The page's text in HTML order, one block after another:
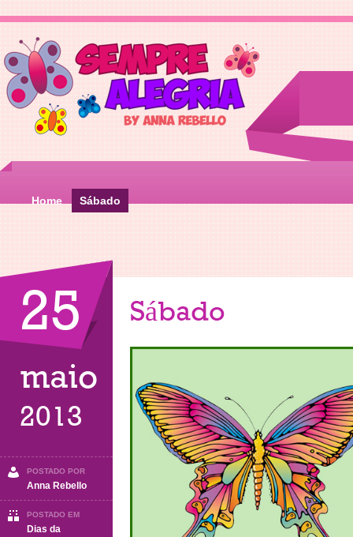
Home Sábado
25
maio
2013
POSTADO POR
Anna Rebello
POSTADO EM
Dias da
Sábado